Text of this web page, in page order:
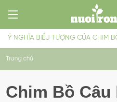
Ý NGHĨA BIỂU TƯỢNG CỦA CHIM
Trang chủ
Chim Bồ Câu